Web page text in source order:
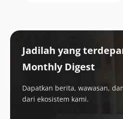
Jadilah yang
Monthly Digest
Dapatkan berita, wawasan,
dari ekosistem kami.